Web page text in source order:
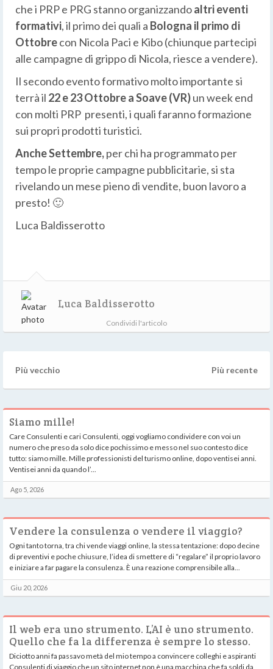
che i PRP e PRG stanno organizzandoaltri eventi
formativi, il primo dei quali a Bologna il primo di
Ottobrecon Nicola Paci e Kibo (chiunque partecipi
alle campagne di grippo di Nicola, riesce a vendere).
Il secondo evento formativo molto importante si
terrà il 22 e 23 Ottobre a Soave (VR)un week end
con molti PRP presenti, i quali faranno formazione
sui propri prodotti turistici.
Anche Settembre,per chi ha programmato per
tempo le proprie campagne pubblicitarie, si sta
rivelando un mese pieno di vendite, buon lavoro a
presto! 🙂
Luca Baldisserotto
Luca Baldisserotto
Condividi l'articolo
Più vecchio Più recente
Siamo mille!
Care Consulenti e cari Consulenti, oggi vogliamo condividere con voi un
numero che preso da solo dice pochissimo e messo nel suo contesto dice
tutto: siamo mille. Mille professionisti del turismo online, dopo ventisei anni.
Ventisei anni da quando l’...
Ago 5, 2026
Vendere la consulenza o vendere il viaggio?
Ogni tanto torna, tra chi vende viaggi online, la stessa tentazione: dopo decine
di preventivi e poche chiusure, l’idea di smettere di “regalare” il proprio lavoro
e iniziare a far pagare la consulenza. È una reazione comprensibile alla...
Giu 20, 2026
Il web era uno strumento. L’AI è uno strumento.
Quello che fa la differenza è sempre lo stesso.
Diciotto anni fa passavo metà del mio tempo a convincere colleghi e aspiranti
Consulenti di viaggio che un sito internet non è una macchina che fa soldi da